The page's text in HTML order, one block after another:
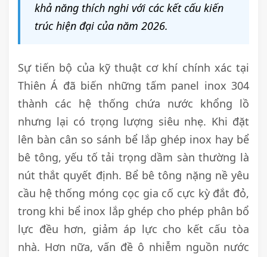
khả năng thích nghi với các kết cấu kiến
trúc hiện đại của năm 2026.
Sự tiến bộ của kỹ thuật cơ khí chính xác tại
Thiên Á đã biến những tấm panel inox 304
thành các hệ thống chứa nước khổng lồ
nhưng lại có trọng lượng siêu nhẹ. Khi đặt
lên bàn cân so sánh bể lắp ghép inox hay bể
bê tông, yếu tố tải trọng dầm sàn thường là
nút thắt quyết định. Bể bê tông nặng nề yêu
cầu hệ thống móng cọc gia cố cực kỳ đắt đỏ,
trong khi bể inox lắp ghép cho phép phân bổ
lực đều hơn, giảm áp lực cho kết cấu tòa
nhà. Hơn nữa, vấn đề ô nhiễm nguồn nước